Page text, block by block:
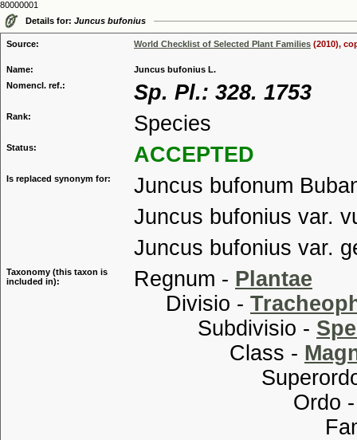
80000001
Details for: Juncus bufonius
Source: World Checklist of Selected Plant Families (2010),
Name:
Juncus bufonius L.
Nomencl. ref.:
Sp. Pl.: 328. 1753
Rank: Species
Status: ACCEPTED
Is replaced synonym for:
Juncus bufonum
Juncus bufonius var.
Juncus bufonius var.
Taxonomy (this taxon is
included in):
Regnum - Plantae
Divisio -
Subdivisio -
Class -
Ordo